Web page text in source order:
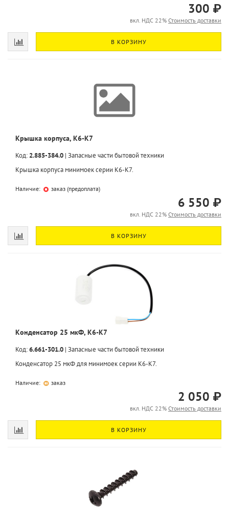
300 ₽
вкл. НДС 22% Стоимость доставки
В КОРЗИНУ
Крышка корпуса, K6-K7
Код: 2.885-384.0 | Запасные части бытовой техники
Крышка корпуса минимоек серии K6-K7.
Наличие: заказ (предоплата)
6 550 ₽
вкл. НДС 22% Стоимость доставки
В КОРЗИНУ
Конденсатор 25 мкФ, K6-K7
Код:6.661-301.0 | Запасные части бытовой техники
Конденсатор 25 мкФ для минимоек серии K6-K7.
Наличие: заказ
2 050 ₽
вкл. НДС 22% Стоимость доставки
В КОРЗИНУ